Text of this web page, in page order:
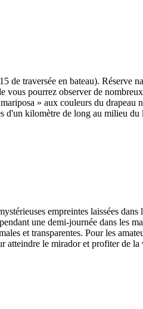
de traversée en bateau). Réserve
vous pourrez observer de
» aux couleurs du drapeau
d'un kilomètre de long au milieu
empreintes laissées dans
une demi-journée dans les
et transparentes. Pour les
atteindre le mirador et profiter de la